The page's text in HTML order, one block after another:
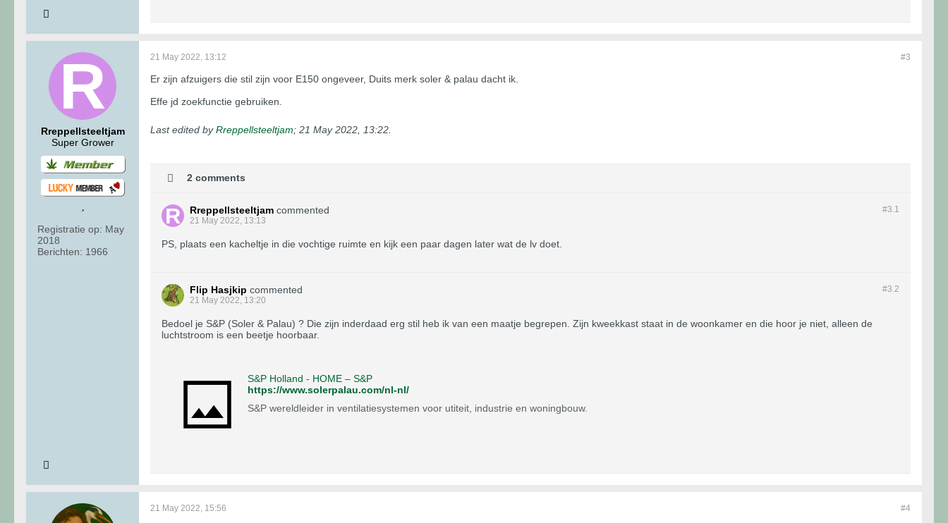
Rreppellsteeltjam
Super Grower
Registratie op: May
2018
Berichten: 1966
#3
21 May 2022, 13:12
Er zijn afzuigers die stil zijn voor E150 ongeveer, Duits merk soler & palau dacht ik.
Effe jd zoekfunctie gebruiken.
Last edited byRreppellsteeltjam; 21 May 2022, 13:22
2 comments
#3. 1
Rreppellsteeltjam commented
21 May 2022, 13:13
PS, plaats een kacheltje in die vochtige ruimte en kijk een paar dagen later wat de lv doet.
#3. 2
Flip Hasjkip commented
21 May 2022, 13:20
Bedoel je S&P (Soler & Palau) ? Die zijn inderdaad erg stil heb ik van een maatje begrepen. Zijn kweekkast staat in de woonkamer en die hoor je niet, alleen de
luchtstroom is een beetje hoorbaar.
S&P Holland - HOME – S&P
https://www.solerpalau.com/nl-nl/
S&P wereldleider in ventilatiesystemen voor utiteit, industrie en woningbouw.
#4
21 May 2022, 15:56